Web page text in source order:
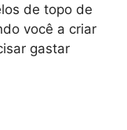
de topo de
você a criar
gastar